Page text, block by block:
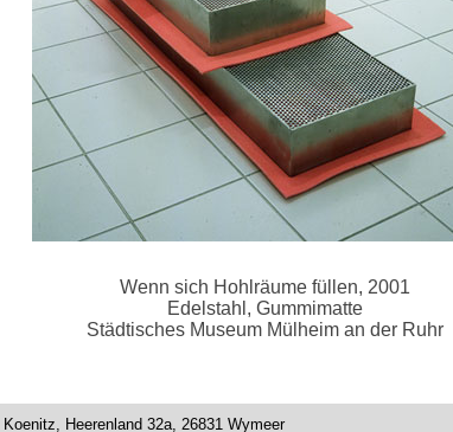
Wenn sich Hohlräume füllen, 2001
Edelstahl, Gummimatte
Städtisches Museum Mülheim an der Ruhr
32a, 26831 Wymeer